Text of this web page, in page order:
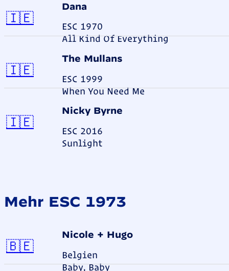
Dana
ESC 1970
All Kind Of Everything
🇮🇪Irland
The Mullans
ESC 1999
When You Need Me
🇮🇪Irland
Nicky Byrne
ESC 2016
Sunlight
🇮🇪Irland
Mehr ESC 1973
Nicole + Hugo
Belgien
Baby, Baby
🇧🇪Belgien